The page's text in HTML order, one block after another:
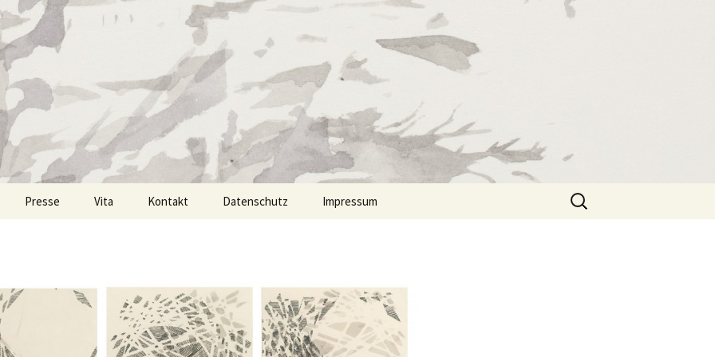
Presse Vita Kontakt Datenschutz Impressum
Suchen
nach: